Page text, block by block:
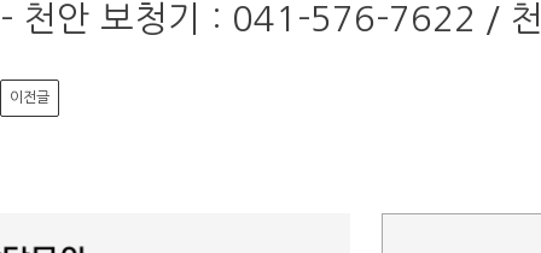
- 천안 보청기 : 041-576-7622 /
이전글